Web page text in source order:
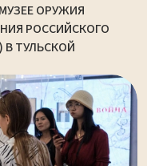
ОРУЖИЯ
РОССИЙСКОГО
ТУЛЬСКОЙ